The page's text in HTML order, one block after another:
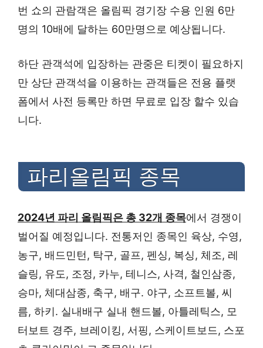
번 쇼의 관람객은 올림픽 경기장 수용 인원 6만
명의 10배에 달하는 60만명으로 예상됩니다.
하단 관객석에 입장하는 관중은 티켓이 필요하지
만 상단 관객석을 이용하는 관객들은 전용 플랫
폼에서 사전 등록만 하면 무료로 입장 할수 있습
니다.
파리올림픽 종목
2024년 파리 올림픽은 총 32개 종목에서 경쟁이
벌어질 예정입니다. 전통저인 종목인 육상, 수영,
농구, 배드민턴, 탁구, 골프, 펜싱, 복싱, 체조, 레
슬링, 유도, 조정, 카누, 테니스, 사격, 철인삼종,
승마, 체대삼종, 축구, 배구. 야구, 소프트볼, 씨
름, 하키. 실내배구 실내 핸드볼, 아틀레틱스, 모
터보트 경주, 브레이킹, 서핑, 스케이트보드, 스포